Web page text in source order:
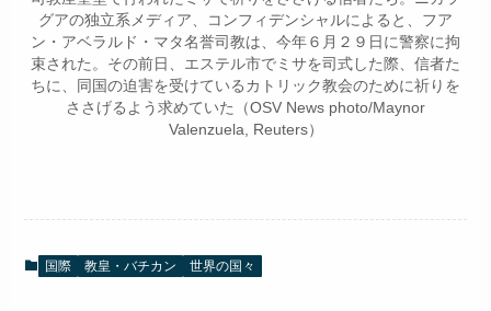
グアの独立系メディア、コンフィデンシャルによると、フア
ン・アベラルド・マタ名誉司教は、今年６月２９日に警察に拘
束された。その前日、エステル市でミサを司式した際、信者た
ちに、同国の迫害を受けているカトリック教会のために祈りを
ささげるよう求めていた（OSV News photo/Maynor
Valenzuela, Reuters）
国際 教皇・バチカン 世界の国々